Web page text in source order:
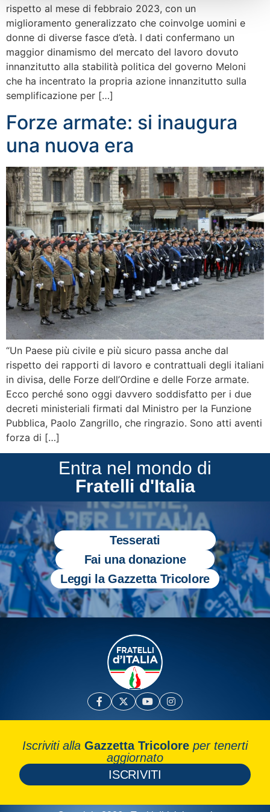
rispetto al mese di febbraio 2023, con un
miglioramento generalizzato che coinvolge uomini e
donne di diverse fasce d’età. I dati confermano un
maggior dinamismo del mercato del lavoro dovuto
innanzitutto alla stabilità politica del governo Meloni
che ha incentrato la propria azione innanzitutto sulla
semplificazione per […]
Forze armate: si inaugura
una nuova era
“Un Paese più civile e più sicuro passa anche dal
rispetto dei rapporti di lavoro e contrattuali degli italiani
in divisa, delle Forze dell’Ordine e delle Forze armate.
Ecco perché sono oggi davvero soddisfatto per i due
decreti ministeriali firmati dal Ministro per la Funzione
Pubblica, Paolo Zangrillo, che ringrazio. Sono atti aventi
forza di […]
Entra nel mondo di
Fratelli d'Italia
Tesserati
Fai una donazione
Leggi la Gazzetta Tricolore
Iscriviti alla Gazzetta Tricolore per tenerti
aggiornato
ISCRIVITI